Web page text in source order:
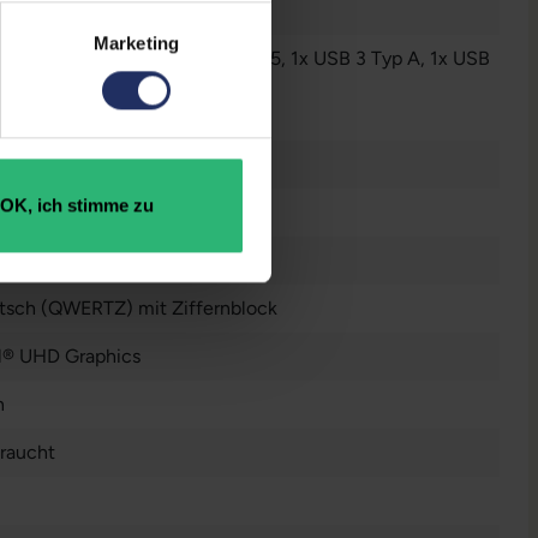
Marketing
OK, ich stimme zu
, 1x HDMI, 1x LAN RJ-45, 1x USB 3 Typ A, 1x USB
, 1x W-LAN
Zoll
x 1080 FHD
(QWERTZ) mit Ziffernblock
UHD Graphics